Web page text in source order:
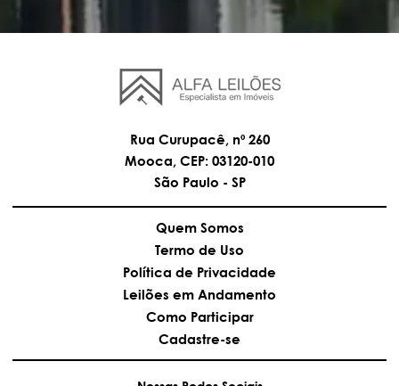
Rua Curupacê, nº 260
Mooca, CEP: 03120-010
São Paulo - SP
Quem Somos
Termo de Uso
Política de Privacidade
Leilões em Andamento
Como Participar
Cadastre-se